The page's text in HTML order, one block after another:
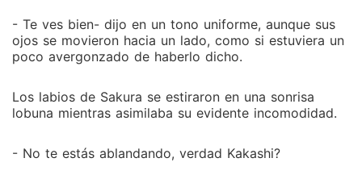
- Te ves bien- dijo en un tono uniforme, aunque sus
ojos se movieron hacia un lado, como si estuviera un
poco avergonzado de haberlo dicho.
Los labios de Sakura se estiraron en una sonrisa
lobuna mientras asimilaba su evidente incomodidad.
- No te estás ablandando, verdad Kakashi?